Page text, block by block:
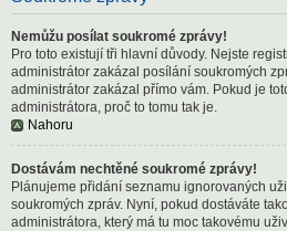
Nemůžu posílat soukromé zprávy!
Pro toto existují tři hlavní důvody. Nejste
administrátor zakázal posílání soukromých
administrátor zakázal přímo vám. Pokud je
administrátora, proč to tomu tak je.
Nahoru
Dostávám nechtěné soukromé zprávy!
Plánujeme přidání seznamu ignorovaných
soukromých zpráv. Nyní, pokud dostáváte
administrátora, který má tu moc takovému